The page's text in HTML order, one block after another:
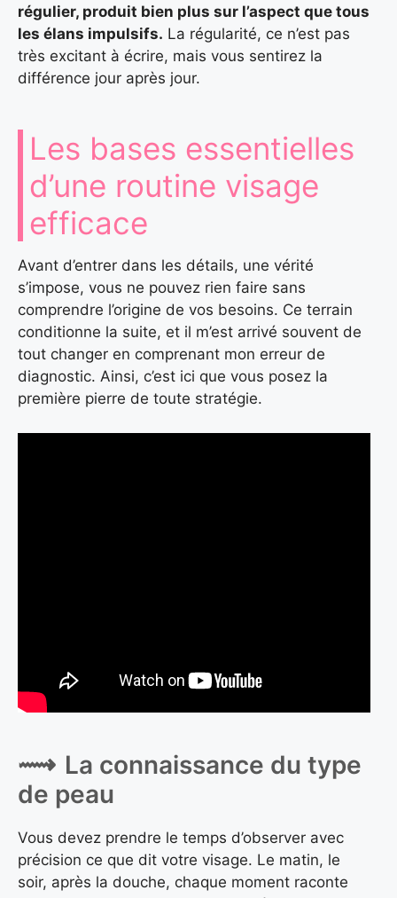
régulier, produit bien plus sur l’aspect que tous
les élans impulsifs. La régularité, ce n’est pas
très excitant à écrire, mais vous sentirez la
différence jour après jour.
Les bases essentielles
d’une routine visage
efficace
Avant d’entrer dans les détails, une vérité
s’impose, vous ne pouvez rien faire sans
comprendre l’origine de vos besoins. Ce terrain
conditionne la suite, et il m’est arrivé souvent de
tout changer en comprenant mon erreur de
diagnostic. Ainsi, c’est ici que vous posez la
première pierre de toute stratégie.
La connaissance du type
de peau
Vous devez prendre le temps d’observer avec
précision ce que dit votre visage. Le matin, le
soir, après la douche, chaque moment raconte